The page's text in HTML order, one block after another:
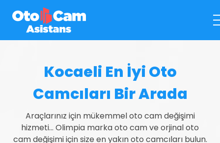
Kocaeli En İyi Oto
Camcıları Bir Arada
Araçlarınız için mükemmel oto cam değişimi
hizmeti... Olimpia marka oto cam ve orjinal oto
cam değişimi için size en yakın oto camcıları bulun.